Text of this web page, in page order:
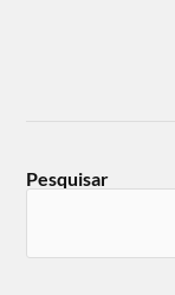
Pesquisar